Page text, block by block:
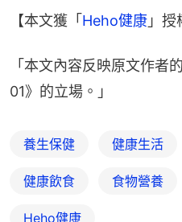
【本文獲「 Heho健康 」授
「本文內容反映原文作者
01》的立場。」
養生保健 健康生活
健康飲食 食物營養
Heho健康